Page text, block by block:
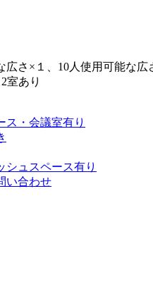
さ×１、10人使用可能な広
室あり
ス・会議室有り
シュスペース有り
い合わせ